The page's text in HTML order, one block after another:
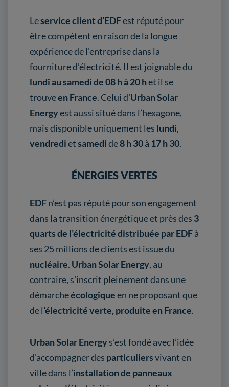
Leservice client d’EDFest réputé pour
être compétent en raison de la longue
expérience de l’entreprise dans la
fourniture d’électricité. Il est joignable du
lundi au samedi de 08 h à 20 het il se
trouveen France. Celui d’Urban Solar
Energyest aussi situé dans l’hexagone,
mais disponible uniquement les lundi,
vendredietsamedide8 h 30à 17 h 30.
ÉNERGIES VERTES
EDFn’est pas réputé pour son engagement
dans la transition énergétique et près des 3
quarts de l’électricité distribuée par EDFà
ses 25 millions de clients est issue du
nucléaire. Urban Solar Energy, au
contraire, s'inscrit pleinement dans une
démarcheécologiqueen ne proposant que
de l’électricité verte, produite en France.
Urban Solar Energys’est fondé avec l’idée
d’accompagner des particuliersvivant en
ville dans l’installation de panneaux